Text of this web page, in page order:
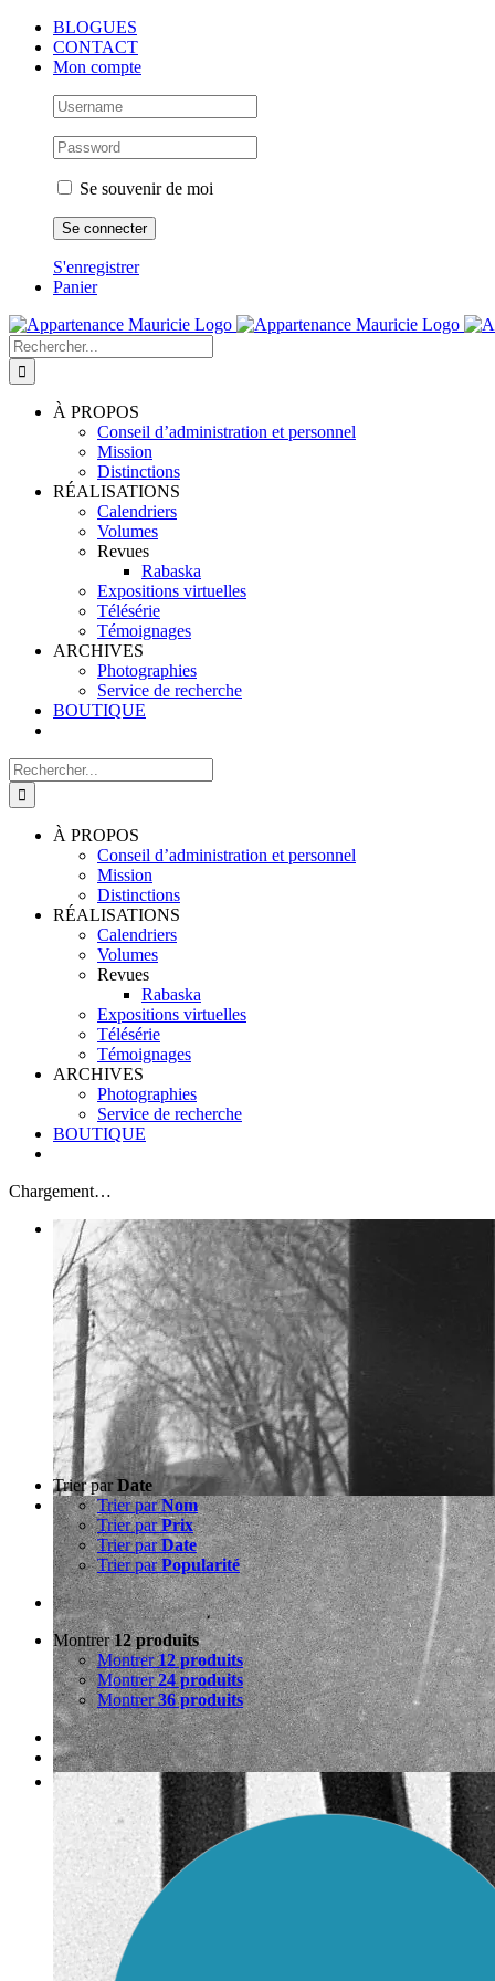
Passer
contenu
BLOGUES
CONTACT
Mon compte
Se souvenir de moi
S'enregistrer
Panier
Rechercher:
À PROPOS
Conseil d’administration et personnel
Mission
Distinctions
RÉALISATIONS
Calendriers
Volumes
Revues
Rabaska
Expositions virtuelles
Télésérie
Témoignages
ARCHIVES
Photographies
Service de recherche
BOUTIQUE
Rechercher:
À PROPOS
Conseil d’administration et personnel
Mission
Distinctions
RÉALISATIONS
Calendriers
Volumes
Revues
Rabaska
Expositions virtuelles
Télésérie
Témoignages
ARCHIVES
Photographies
Service de recherche
BOUTIQUE
Chargement…
Trier parDate
Trier parNom
Trier parPrix
Trier parDate
Trier parPopularité
Montrer12 produits
Montrer12 produits
Montrer24 produits
Montrer36 produits